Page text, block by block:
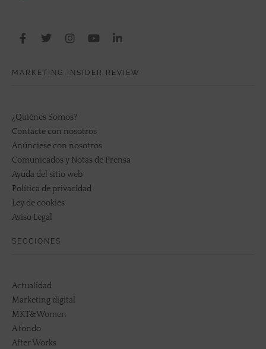
MARKETING INSIDER REVIEW
¿Quiénes Somos?
Contacte con nosotros
Anúnciese con nosotros
Comunicados y Notas de Prensa
Ayuda del sitio web
Política de privacidad
Ley de cookies
Aviso Legal
SECCIONES
Actualidad
Marketing digital
MKT&Women
A fondo
After Works